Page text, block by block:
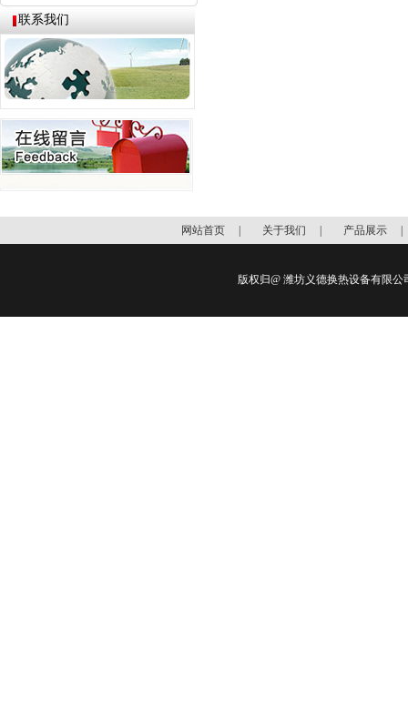
联系我们
网站首页 关于我们 产品展示
版权归@ 潍坊义德换热设备有限